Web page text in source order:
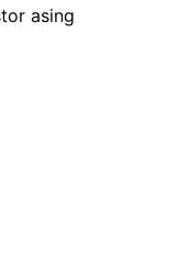
asing